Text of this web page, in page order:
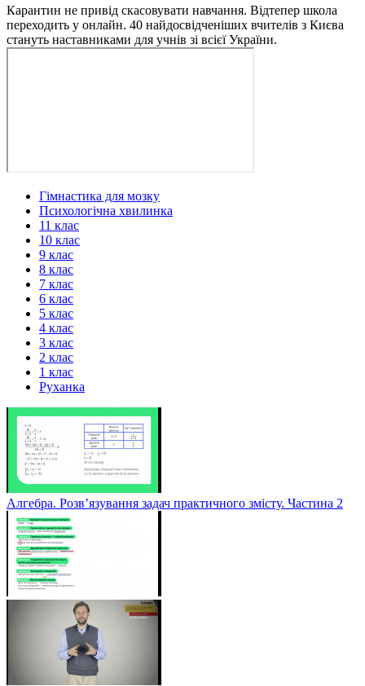
Карантин не привід скасовувати навчання. Відтепер школа
переходить у онлайн. 40 найдосвідченіших вчителів з Києва
стануть наставниками для учнів зі всієї України.
Гімнастика для мозку
Психологічна хвилинка
11 клас
10 клас
9 клас
8 клас
7 клас
6 клас
5 клас
4 клас
3 клас
2 клас
1 клас
Руханка
Алгебра. Розв’язування задач практичного змісту. Частина 2